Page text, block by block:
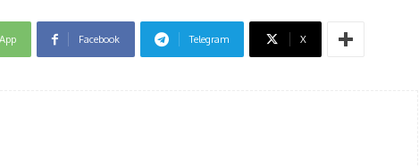
Facebook Telegram X